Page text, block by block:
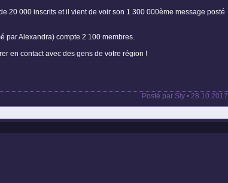
20 000 inscrits et il vient de voir son 1 300 000ème message posté
par Alexandra) compte 2 100 membres.
en contact avec des gens de votre région !
Posté par Sly • 28.10.2017